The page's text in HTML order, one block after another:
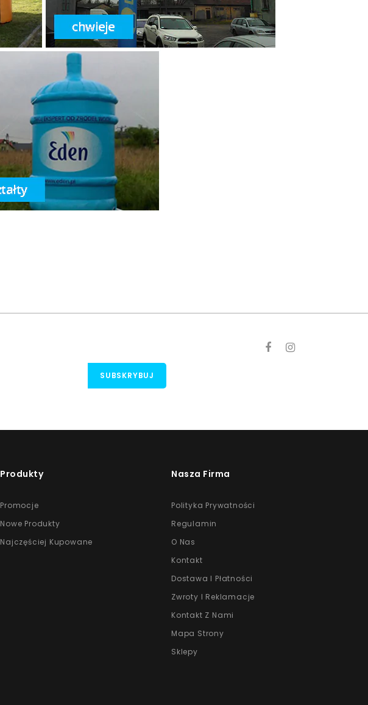
Produkty
Promocje
Nowe Produkty
Najczęściej Kupowane
Nasza Firma
Polityka Prywatności
Regulamin
O Nas
Kontakt
Dostawa I Płatności
Zwroty I Reklamacje
Kontakt Z Nami
Mapa Strony
Sklepy